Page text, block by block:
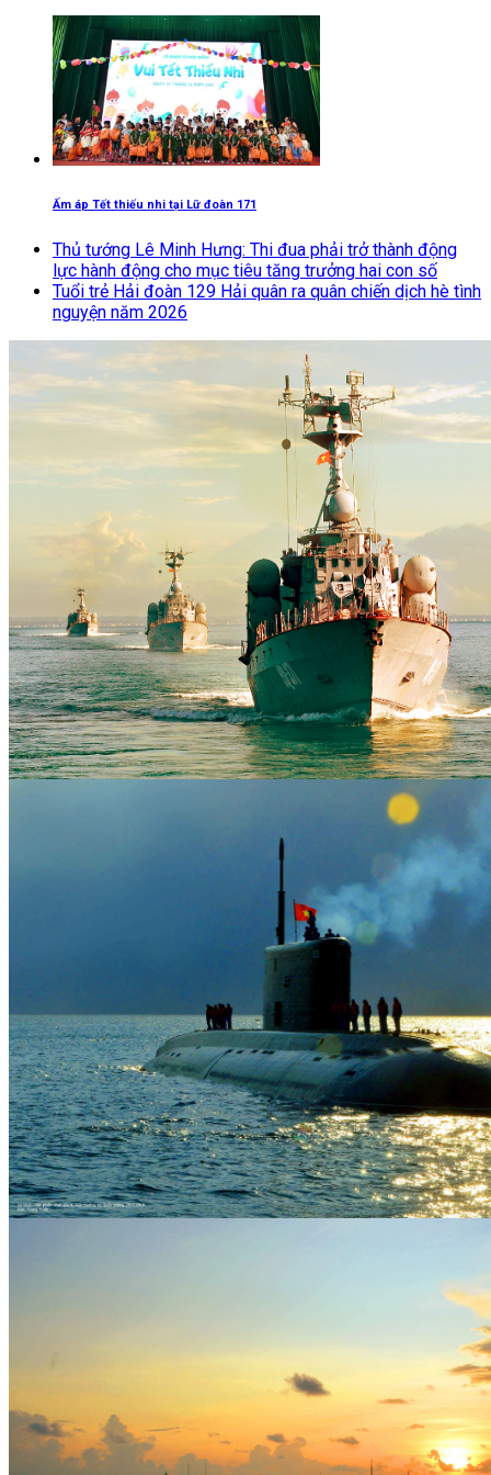
Ấm áp Tết thiếu nhi tại Lữ đoàn 171
Thủ tướng Lê Minh Hưng: Thi đua phải trở thành động
lực hành động cho mục tiêu tăng trưởng hai con số
Tuổi trẻ Hải đoàn 129 Hải quân ra quân chiến dịch hè tình
nguyện năm 2026